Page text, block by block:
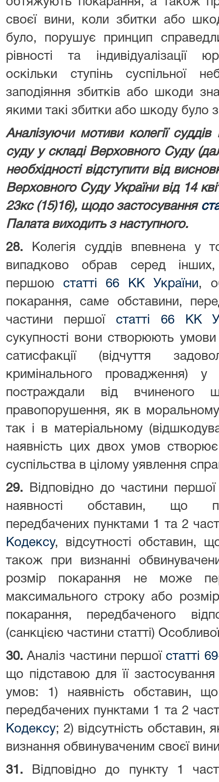
своєї вини, коли збитки або
було, порушує принцип
рівності та індивідуалізації
оскільки ступінь суспільної
заподіяння збитків або шкоди
якими такі збитки або шкоду було
Аналізуючи мотиви колегії суддів
суду у складі Верховного Суду
необхідності відступити від
Верховного Суду України від 14
23кс (15)16), щодо застосування
Палата виходить з наступного.
28.
Колегія суддів впевнена у
випадково обрав серед
першою статті 66 КК України,
покарання, саме обставини,
частини першої статті 66 КК
сукупності вони створюють
сатисфакції (відчуття
кримінального провадження) у
постраждали від вчиненого
правопорушення, як в
так і в матеріальному
наявність цих двох умов
суспільства в цілому уявлення
29.
Відповідно до частини
наявності обставин, що
передбачених пунктами 1 та 2
Кодексу, відсутності обставин,
також при визнанні
розмір покарання не може
максимального строку або
покарання, передбаченого
(санкцією частини статті)
30.Аналіз частини першої статті
що підставою для її застосування
умов: 1) наявність обставин,
передбачених пунктами 1 та 2
Кодексу; 2) відсутність обставин,
визнання обвинуваченим своєї
31.
Відповідно до пункту 1